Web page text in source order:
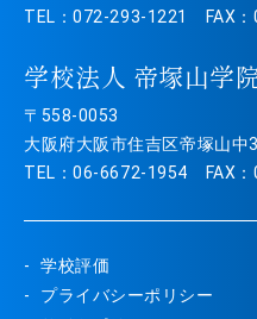
TEL：072-293-1221 FAX
学校法人 帝塚山学
〒558-0053
大阪府大阪市住吉区帝塚山中
TEL：06-6672-1954 FAX
学校評価
プライバシーポリシー